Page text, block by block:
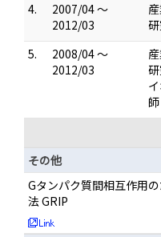
4.
2007/04 ～
2012/03
5.
2008/04 ～
2012/03
師
その他
Gタンパク質間相互作用
法 GRIP